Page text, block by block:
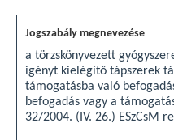
a törzskönyvezett
igényt kielégítő tápszerek
támogatásba való
befogadás vagy a
32/2004. (IV. 26.) ESzCsM